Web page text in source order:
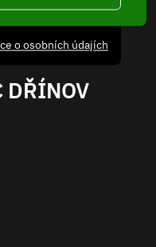
o osobních údajích
DŘÍNOV